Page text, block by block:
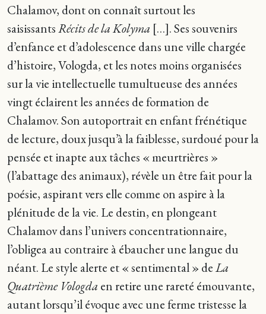
Chalamov, dont on connaît surtout les
saisissantsRécits de la Kolyma […]. Ses souvenirs
d’enfance et d’adolescence dans une ville chargée
d’histoire, Vologda, et les notes moins organisées
sur la vie intellectuelle tumultueuse des années
vingt éclairent les années de formation de
Chalamov. Son autoportrait en enfant frénétique
de lecture, doux jusqu’à la faiblesse, surdoué pour la
pensée et inapte aux tâches « meurtrières »
(l’abattage des animaux), révèle un être fait pour la
poésie, aspirant vers elle comme on aspire à la
plénitude de la vie. Le destin, en plongeant
Chalamov dans l’univers concentrationnaire,
l’obligea au contraire à ébaucher une langue du
néant. Le style alerte et « sentimental » deLa
Quatrième Vologda en retire une rareté émouvante,
autant lorsqu’il évoque avec une ferme tristesse la